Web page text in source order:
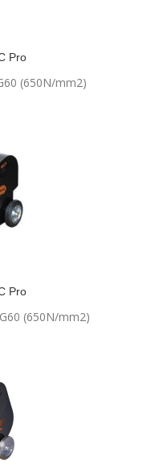
Pro
(650N/mm2)
Pro
(650N/mm2)